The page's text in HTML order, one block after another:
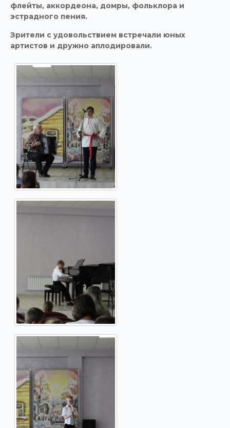
флейты, аккордеона, домры, фольклора и
эстрадного пения.
Зрители с удовольствием встречали юных
артистов и дружно аплодировали.